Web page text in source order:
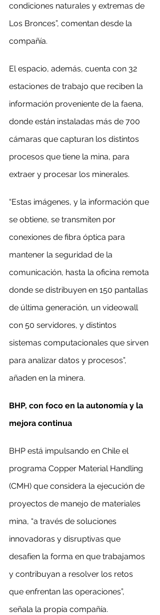
condiciones naturales y extremas de
Los Bronces”, comentan desde la
compañía.
El espacio, además, cuenta con 32
estaciones de trabajo que reciben la
información proveniente de la faena,
donde están instaladas más de 700
cámaras que capturan los distintos
procesos que tiene la mina, para
extraer y procesar los minerales.
“Estas imágenes, y la información que
se obtiene, se transmiten por
conexiones de fibra óptica para
mantener la seguridad de la
comunicación, hasta la oficina remota
donde se distribuyen en 150 pantallas
de última generación, un videowall
con 50 servidores, y distintos
sistemas computacionales que sirven
para analizar datos y procesos”,
añaden en la minera.
BHP, con foco en la autonomía y la
mejora continua
BHP está impulsando en Chile el
programa Copper Material Handling
(CMH) que considera la ejecución de
proyectos de manejo de materiales
mina, “a través de soluciones
innovadoras y disruptivas que
desafíen la forma en que trabajamos
y contribuyan a resolver los retos
que enfrentan las operaciones”,
señala la propia compañía.